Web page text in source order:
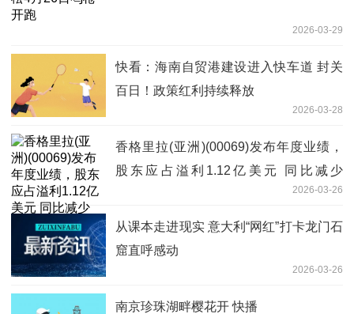
2026-03-29
快看：海南自贸港建设进入快车道 封关
百日！政策红利持续释放
2026-03-28
香格里拉(亚洲)(00069)发布年度业绩，
股东应占溢利1.12亿美元 同比减少
2026-03-26
从课本走进现实 意大利“网红”打卡龙门石
窟直呼感动
2026-03-26
南京珍珠湖畔樱花开 快播